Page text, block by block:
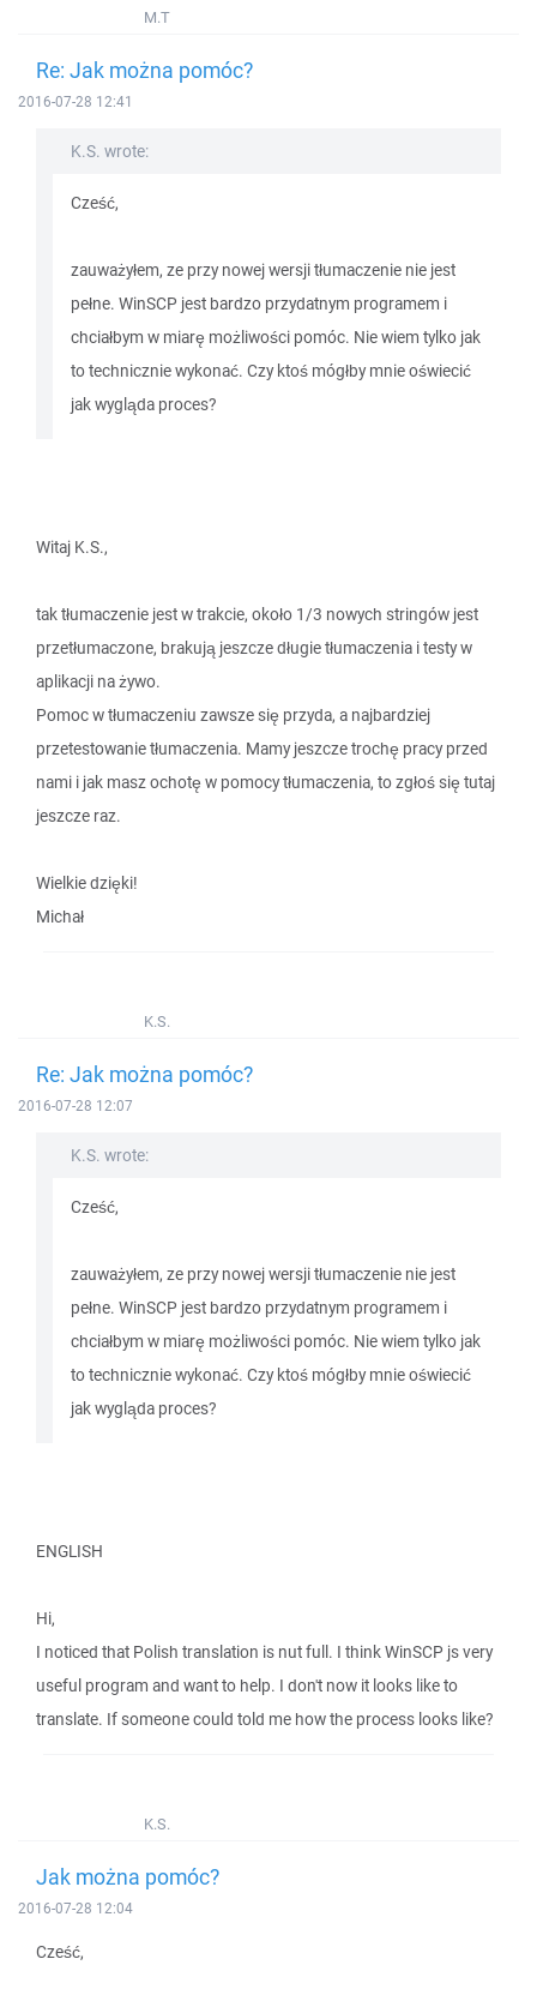
M.T
Re: Jak można pomóc?
2016-07-28 12:41
K.S. wrote:
Cześć,
zauważyłem, ze przy nowej wersji tłumaczenie nie jest
pełne. WinSCP jest bardzo przydatnym programem i
chciałbym w miarę możliwości pomóc. Nie wiem tylko jak
to technicznie wykonać. Czy ktoś mógłby mnie oświecić
jak wygląda proces?
Witaj K.S.,
tak tłumaczenie jest w trakcie, około 1/3 nowych stringów jest
przetłumaczone, brakują jeszcze długie tłumaczenia i testy w
aplikacji na żywo.
Pomoc w tłumaczeniu zawsze się przyda, a najbardziej
przetestowanie tłumaczenia. Mamy jeszcze trochę pracy przed
nami i jak masz ochotę w pomocy tłumaczenia, to zgłoś się tutaj
jeszcze raz.
Wielkie dzięki!
Michał
K.S.
Re: Jak można pomóc?
2016-07-28 12:07
K.S. wrote:
Cześć,
zauważyłem, ze przy nowej wersji tłumaczenie nie jest
pełne. WinSCP jest bardzo przydatnym programem i
chciałbym w miarę możliwości pomóc. Nie wiem tylko jak
to technicznie wykonać. Czy ktoś mógłby mnie oświecić
jak wygląda proces?
ENGLISH
Hi,
I noticed that Polish translation is nut full. I think WinSCP js very
useful program and want to help. I don't now it looks like to
translate. If someone could told me how the process looks like?
K.S.
Jak można pomóc?
2016-07-28 12:04
Cześć,